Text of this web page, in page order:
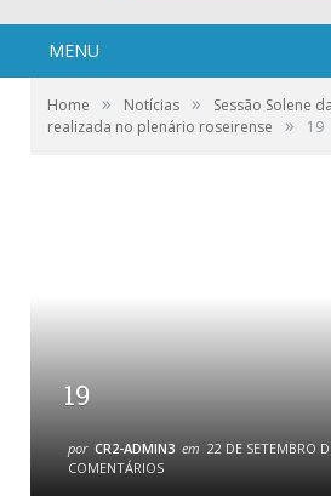
MENU
Home » Notícias »
Sessão Solene
realizada no plenário roseirense
» 19
19
por CR2-ADMIN3 em 22 DE SETEMBRO
COMENTÁRIOS